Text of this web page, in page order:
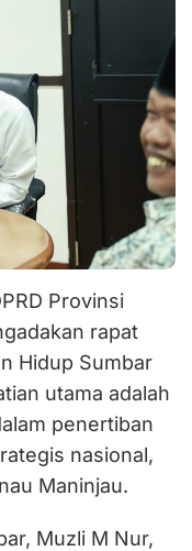
Provinsi
rapat
Hidup Sumbar
utama adalah
penertiban
nasional,
Maninjau.
Muzli M Nur,